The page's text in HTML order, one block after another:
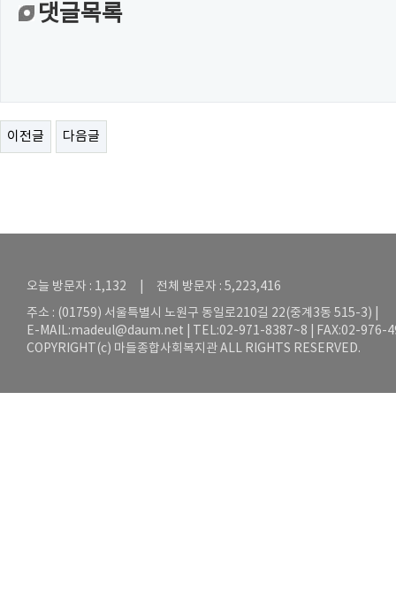
댓글목록
이전글 다음글
오늘 방문자 : 1,132 | 전체 방문자 : 5,223,416
주소 : (01759) 서울특별시 노원구 동일로210길 22(중계3동 515-3) |
E-MAIL:madeul@daum.net | TEL:02-971-8387~8 | FAX:02-976-
COPYRIGHT(c) 마들종합사회복지관 ALL RIGHTS RESERVED.